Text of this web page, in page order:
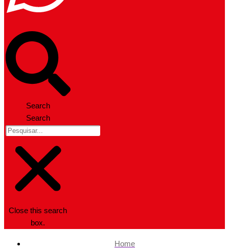
Search
Search
Close this search
box.
Home